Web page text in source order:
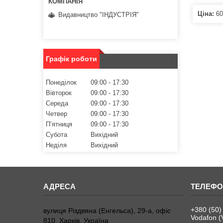
Ціна:
Видавництво "ІНДУСТРІЯ"
Графік роботи
Понеділок 09:00
17:30
Вівторок
09:00
17:30
Середа
09:00
17:30
Четвер
09:00
17:30
Пʼятниця
09:00
17:30
Субота
Вихідний
Неділя
Вихідний
вулиця Різдвяна (Енгельса), 29-а, офіс
810, Харків, Україна
+380
Vodafon